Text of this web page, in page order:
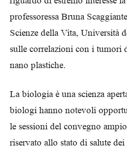
professoressa Bruna
Scienze della Vita, Università
sulle correlazioni con i tumori
nano plastiche.
La biologia è una scienza
biologi hanno notevoli
le sessioni del convegno
riservato allo stato di salute